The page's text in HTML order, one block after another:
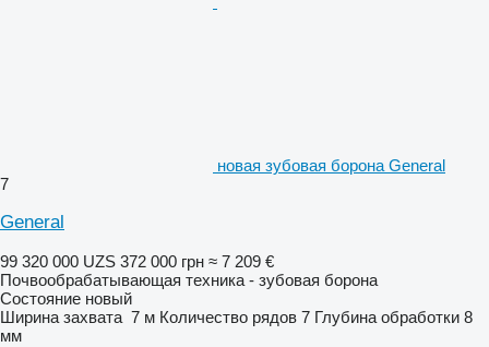
новая зубовая борона General
7
General
99 320 000 UZS 372 000 грн ≈ 7 209 €
Почвообрабатывающая техника - зубовая борона
Состояние новый
Ширина захвата 7 м Количество рядов 7 Глубина обработки 8
мм